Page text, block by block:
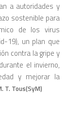
a autoridades y
sostenible para
de los virus
19), un plan que
contra la gripe y
el invierno,
y mejorar la
T. Tous(SyM)